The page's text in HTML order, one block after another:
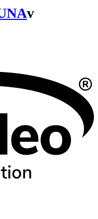
v